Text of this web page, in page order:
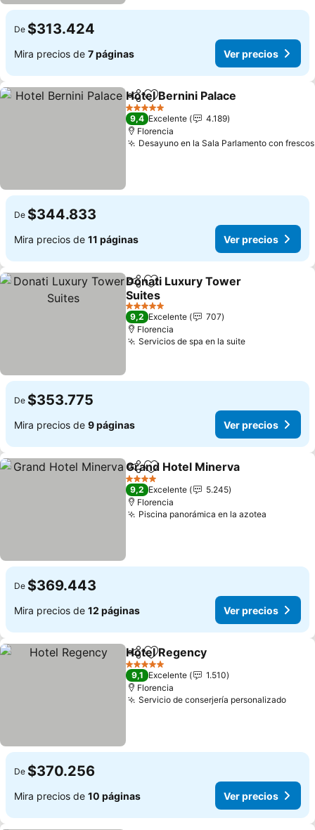
De $313.424
Mira precios de 7 páginas Ver precios
CompartirAgregar a favoritos
Hotel Bernini Palace
5 Estrellas
9,4 Excelente
4.189
Florencia
Desayuno en la Sala Parlamento con frescos
De $344.833
Mira precios de 11 páginas Ver precios
CompartirAgregar a favoritos
Donati Luxury Tower
Suites
Ver precios
5 Estrellas
9,2 Excelente
707
Florencia
Servicios de spa en la suiteVer precios
De $353.775
Mira precios de 9 páginas Ver precios
CompartirAgregar a favoritos
Grand Hotel Minerva
4 Estrellas
9,2 Excelente
5.245
Florencia
Piscina panorámica en la azotea
De $369.443
Mira precios de 12 páginas Ver precios
CompartirAgregar a favoritos
Hotel Regency
5 Estrellas
9,1 Excelente
1.510
Florencia
Servicio de conserjería personalizadoVer
De $370.256
Mira precios de 10 páginas Ver precios